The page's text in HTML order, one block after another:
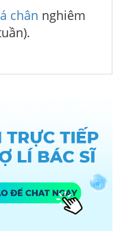
chân nghiêm